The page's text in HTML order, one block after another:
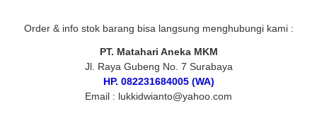
Order & info stok barang bisa langsung menghubungi kami :
PT. Matahari Aneka MKM
Jl. Raya Gubeng No. 7 Surabaya
HP. 082231684005 (WA)
Email : lukkidwianto@yahoo.com